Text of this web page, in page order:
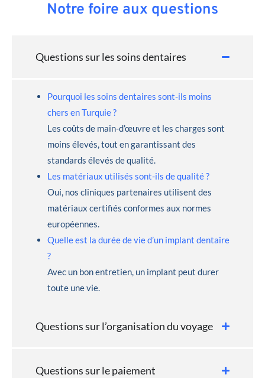
Notre foire aux questions
Questions sur les soins dentaires
Pourquoi les soins dentaires sont-ils moins
chers en Turquie ?
Les coûts de main-d’œuvre et les charges sont
moins élevés, tout en garantissant des
standards élevés de qualité.
Les matériaux utilisés sont-ils de qualité ?
Oui, nos cliniques partenaires utilisent des
matériaux certifiés conformes aux normes
européennes.
Quelle est la durée de vie d’un implant dentaire
?
Avec un bon entretien, un implant peut durer
toute une vie.
Questions sur l’organisation du voyage
Questions sur le paiement